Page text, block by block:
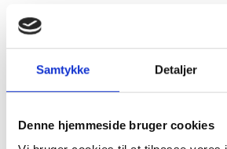
Samtykke Detaljer
Denne hjemmeside bruger cookies
cykelbanen i Ordrup (stum 1:12 min.)